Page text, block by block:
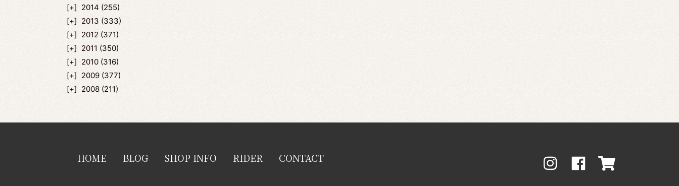
2014 (255)
2013 (333)
2012 (371)
2011 (350)
2010 (316)
2009 (377)
2008 (211)
HOME BLOG SHOP INFO RIDER CONTACT